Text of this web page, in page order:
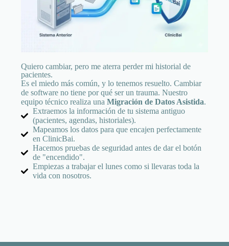
Quiero cambiar, pero me aterra perder mi historial de
pacientes.
Es el miedo más común, y lo tenemos resuelto. Cambiar
de software no tiene por qué ser un trauma. Nuestro
equipo técnico realiza unaMigración de Datos Asistida.
Extraemos la información de tu sistema antiguo
(pacientes, agendas, historiales).
Mapeamos los datos para que encajen perfectamente
en ClinicBai.
Hacemos pruebas de seguridad antes de dar el botón
de "encendido".
Empiezas a trabajar el lunes como si llevaras toda la
vida con nosotros.